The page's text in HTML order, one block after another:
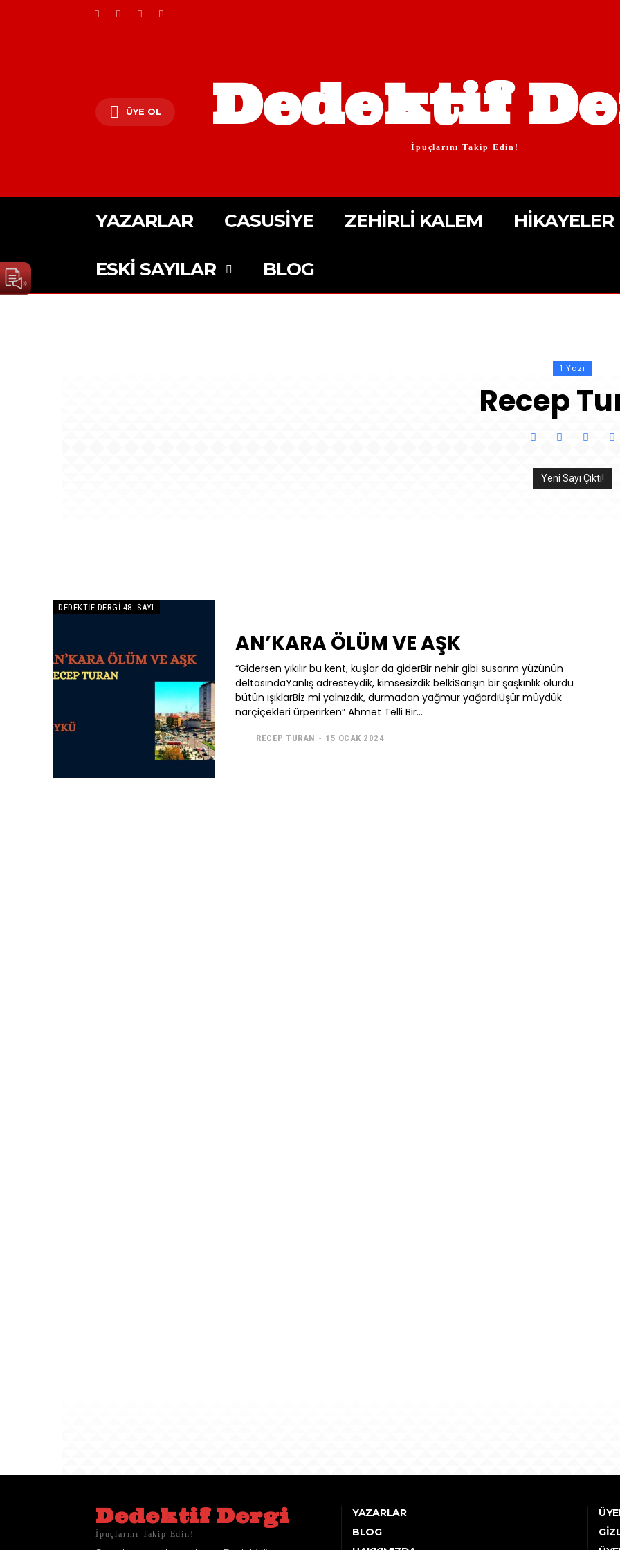
ÜYE OL Dedektif
İpuçlarını Takip Edin!
YAZARLAR CASUSIYE ZEHIRLI KALEM HIKAYELER
ESKI SAYILAR BLOG
1 Yazı
Recep
Yeni Sayı Çıktı!
DEDEKTIF DERGI 48. SAYI
AN’KARA ÖLÜM VE AŞK
“Gidersen yıkılır bu kent, kuşlar da giderBir nehir gibi susarım yüzünün
deltasındaYanlış adresteydik, kimsesizdik belkiSarışın bir şaşkınlık olurdu
bütün ışıklarBiz mi yalnızdık, durmadan yağmur yağardıÜşür müydük
narçiçekleri ürperirken” Ahmet Telli Bir...
RECEP TURAN - 15 OCAK 2024
Dedektif Dergi
İpuçlarını Takip Edin!
YAZARLAR
BLOG